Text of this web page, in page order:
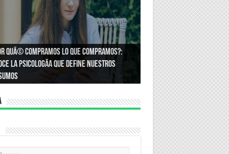
podemos asegurar un espacio de
en el trabajo?
quÃ© compramos lo que compramos?:
la psicologÃ­a que define nuestros